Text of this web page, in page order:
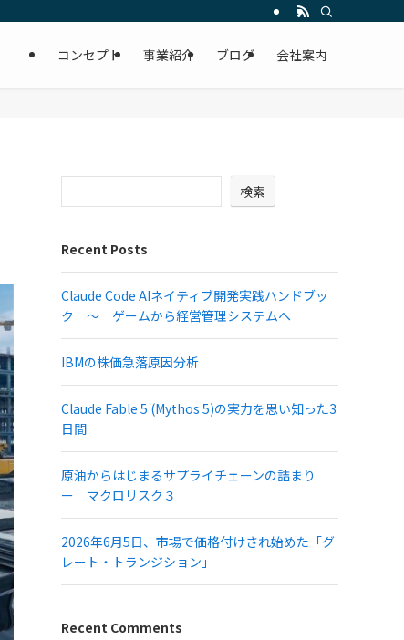
コンセプト 事業紹介 ブログ 会社案内
検索
Recent Posts
Claude Code AIネイティブ開発実践ハンドブッ
ク ～ ゲームから経営管理システムへ
IBMの株価急落原因分析
Claude Fable 5 (Mythos 5)の実力を思い知った3
日間
原油からはじまるサプライチェーンの詰まり
ー マクロリスク３
2026年6月5日、市場で価格付けされ始めた「グ
レート・トランジション」
Recent Comments